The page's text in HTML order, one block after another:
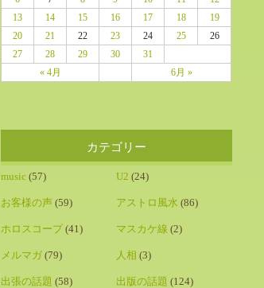
« 4月 6月 »
13
14 15 16 17 18
19
20
21 22 23 24 25
26
27
28 29 30 31
カテゴリー
music (57) U2 (24)
お客様の声 (59) アストロ風水 (86)
ホロスコープ(41) マスカケ線 (2)
メルマガ (79) 人相 (3)
出張の話題 (58) 出版の話題 (124)